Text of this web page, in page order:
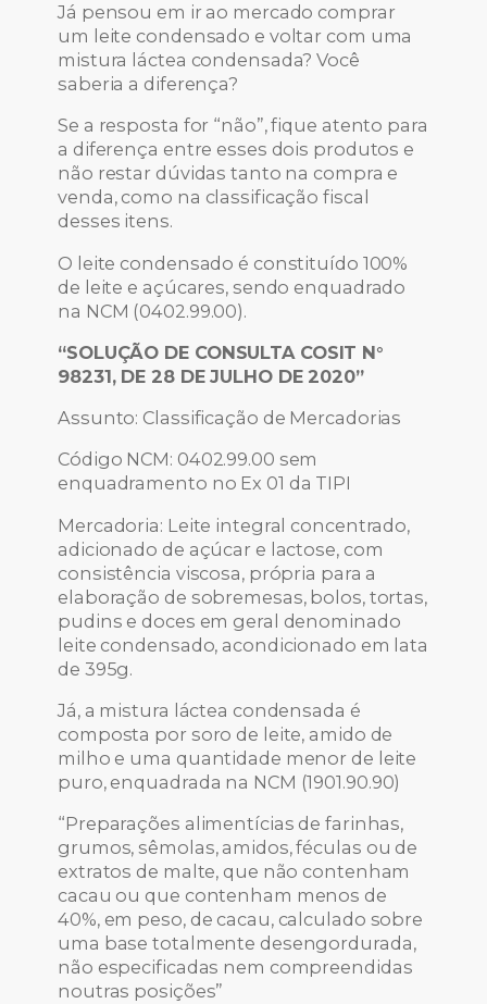
Já pensou em ir ao mercado comprar
um leite condensado e voltar com uma
mistura láctea condensada? Você
saberia a diferença?
Se a resposta for “não”, fique atento para
a diferença entre esses dois produtos e
não restar dúvidas tanto na compra e
venda, como na classificação fiscal
desses itens.
O leite condensado é constituído 100%
de leite e açúcares, sendo enquadrado
na NCM (0402.99.00).
“SOLUÇÃO DE CONSULTA COSIT N°
98231, DE 28 DE JULHO DE 2020”
Assunto: Classificação de Mercadorias
Código NCM: 0402.99.00 sem
enquadramento no Ex 01 da TIPI
Mercadoria: Leite integral concentrado,
adicionado de açúcar e lactose, com
consistência viscosa, própria para a
elaboração de sobremesas, bolos, tortas,
pudins e doces em geral denominado
leite condensado, acondicionado em lata
de 395g.
Já, a mistura láctea condensada é
composta por soro de leite, amido de
milho e uma quantidade menor de leite
puro, enquadrada na NCM (1901.90.90)
“Preparações alimentícias de farinhas,
grumos, sêmolas, amidos, féculas ou de
extratos de malte, que não contenham
cacau ou que contenham menos de
40%, em peso, de cacau, calculado sobre
uma base totalmente desengordurada,
não especificadas nem compreendidas
noutras posições”